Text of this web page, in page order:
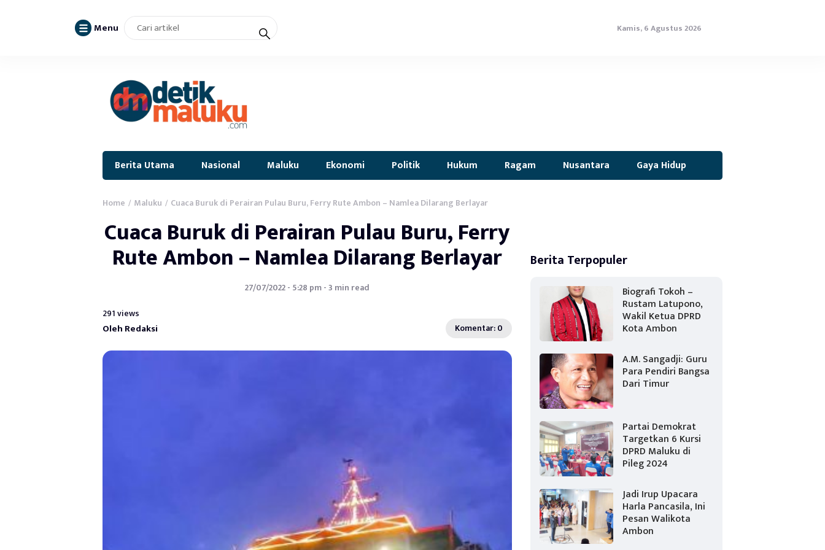
Menu Kamis, 6 Agustus 2026
Berita Utama Nasional Maluku Ekonomi Politik Hukum Ragam Nusantara Gaya Hidup
Home / Maluku / Cuaca Buruk di Perairan Pulau Buru, Ferry Rute Ambon – Namlea Dilarang Berlayar
Cuaca Buruk di Perairan Pulau Buru, Ferry
Rute Ambon – Namlea Dilarang Berlayar
27/07/2022 - 5:28 pm - 3 min read
291 views
Oleh Redaksi Komentar: 0
Berita Terpopuler
Biografi Tokoh –
Rustam Latupono,
Wakil Ketua DPRD
Kota Ambon
A.M. Sangadji: Guru
Para Pendiri Bangsa
Dari Timur
Partai Demokrat
Targetkan 6 Kursi
DPRD Maluku di
Pileg 2024
Jadi Irup Upacara
Harla Pancasila, Ini
Pesan Walikota
Ambon